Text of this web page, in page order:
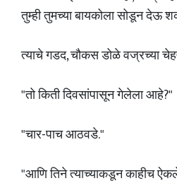
तुम्ही तुमच्या बायकोला सोडून देऊ
त्याचे गडद, चौकस डोळे वज्रच्या
"तो किती दिवसांपासून गेलेला आहे?"
"चार-पाच आठवडे."
"आणि तिने त्याच्याकडून काहीच